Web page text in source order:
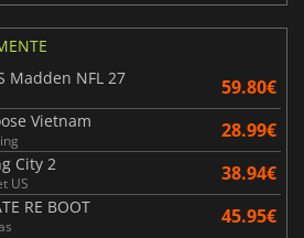
Madden NFL 27
59.80€
Vietnam 28.99€
City 2
US 38.94€
RE BOOT 45.95€